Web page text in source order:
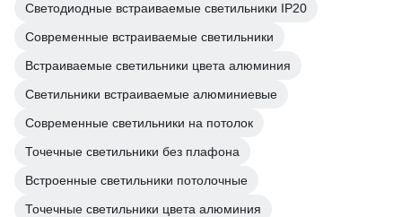
Светодиодные встраиваемые светильники IP20
Современные встраиваемые светильники
Встраиваемые светильники цвета алюминия
Светильники встраиваемые алюминиевые
Современные светильники на потолок
Точечные светильники без плафона
Встроенные светильники потолочные
Точечные светильники цвета алюминия